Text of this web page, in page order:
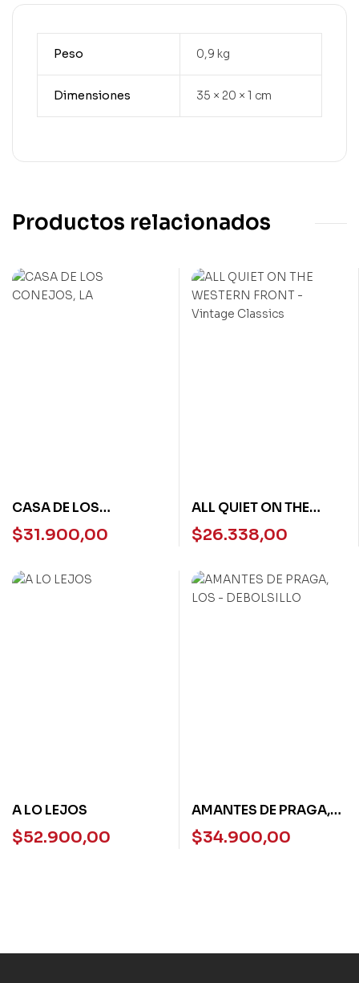
Peso 0,9 kg
Dimensiones 35 × 20 × 1 cm
Productos relacionados
CASA DE LOS
CONEJOS, LA
$31.900,00
ALL QUIET ON THE
WESTERN FRONT –
Vintage Classics
$26.338,00
A LO LEJOS
$52.900,00
AMANTES DE PRAGA,
LOS – DEBOLSILLO
$34.900,00